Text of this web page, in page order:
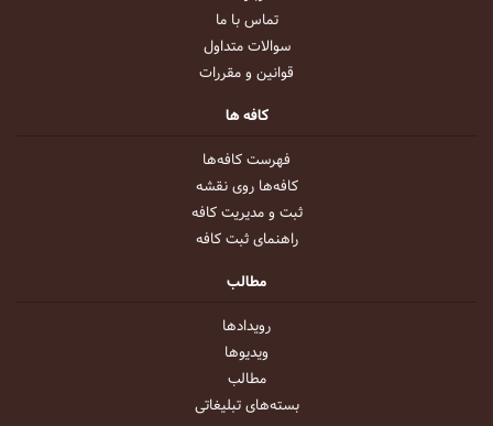
تماس با ما
سوالات متداول
قوانین و مقررات
کافه ها
فهرست کافه‌ها
کافه‌ها روی نقشه
ثبت و مدیریت کافه
راهنمای ثبت کافه
مطالب
رویداد‌ها
ویدیو‌ها
مطالب
بسته‌های تبلیغاتی